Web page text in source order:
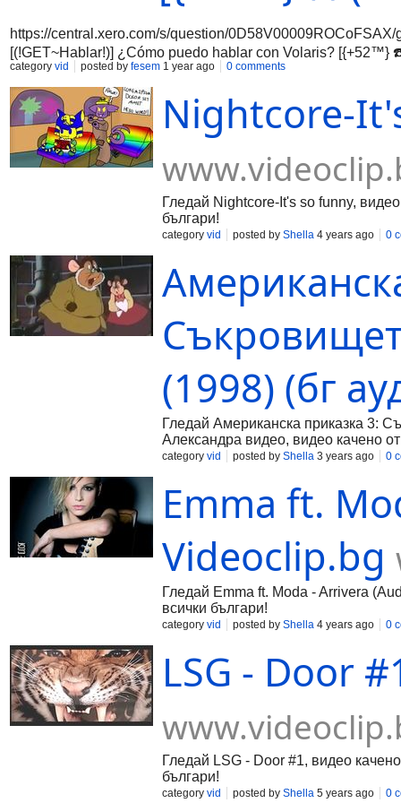
https://central.xero.com/s/question/
[(!GET~Hablar!)] ¿Cómo puedo hablar con Volaris?
puedes hacerlo fácilmente llamando al número gratuito
llamar al ☎️〄????✅+52 (55) 7100 2030 (USA) para obtener
capacitados para ayudarte con cualquier inquietud sobre tu
category vid posted by fesem 1 year ago 0 comments
Nightcore-
Гледай Nightcore-It's so funny,
българи!
category vid posted by Shella 4 years ago 0
(1998) (бг
Гледай Американска приказка 3:
Александра видео, видео качено
българи!
category vid posted by Shella 3 years ago 0
Emma ft.
Videoclip.bg
Гледай Emma ft. Moda - Arrivera
всички българи!
category vid posted by Shella 4 years ago 0
LSG - Door
Гледай LSG - Door #1, видео
българи!
category vid posted by Shella 5 years ago 0